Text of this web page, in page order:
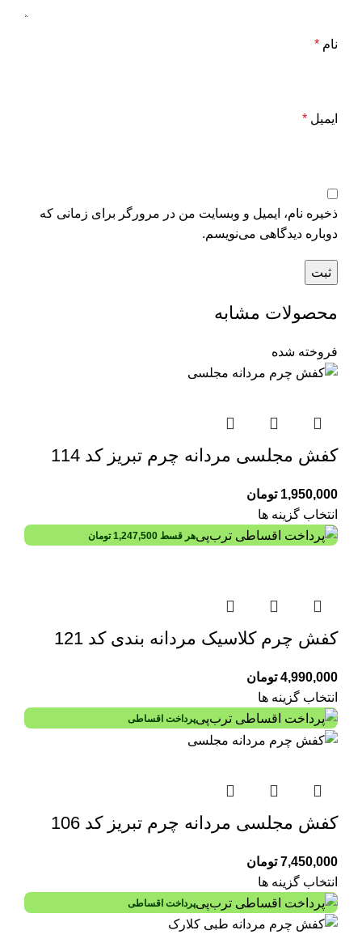
نام *
ایمیل *
ذخیره نام، ایمیل و وبسایت من در مرورگر برای زمانی که
دوباره دیدگاهی می‌نویسم.
محصولات مشابه
فروخته شده
کفش مجلسی مردانه چرم تبریز کد 114
1,950,000 تومان
انتخاب گزینه ها
هر قسط 1,247,500 تومان
کفش چرم کلاسیک مردانه بندی کد 121
4,990,000 تومان
انتخاب گزینه ها
پرداخت اقساطی
کفش مجلسی مردانه چرم تبریز کد 106
7,450,000 تومان
انتخاب گزینه ها
پرداخت اقساطی